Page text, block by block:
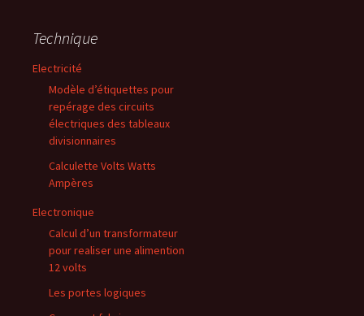
Technique
Electricité
Modèle d’étiquettes pour
repérage des circuits
électriques des tableaux
divisionnaires
Calculette Volts Watts
Ampères
Electronique
Calcul d’un transformateur
pour realiser une alimention
12 volts
Les portes logiques